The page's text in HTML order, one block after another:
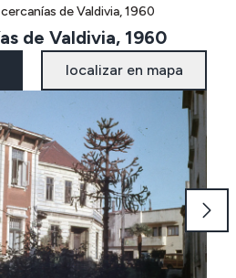
de Valdivia, 1960
de Valdivia, 1960
localizar en mapa